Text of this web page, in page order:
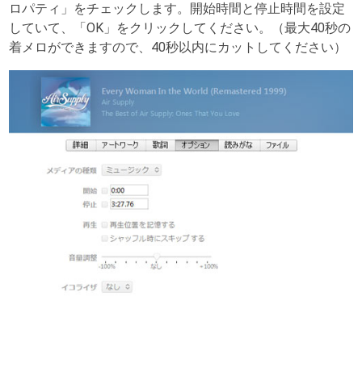
ロパティ」をチェックします。開始時間と停止時間を設定
していて、「OK」をクリックしてください。（最大40秒の
着メロができますので、40秒以内にカットしてください）